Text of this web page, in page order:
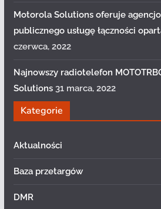
Motorola Solutions oferuje
publicznego usługę łączności
czerwca, 2022
Najnowszy radiotelefon
Solutions 31 marca, 2022
Kategorie
Aktualności
Baza przetargów
DMR